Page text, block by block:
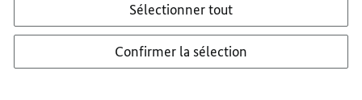
Sélectionner tout
Confirmer la sélection